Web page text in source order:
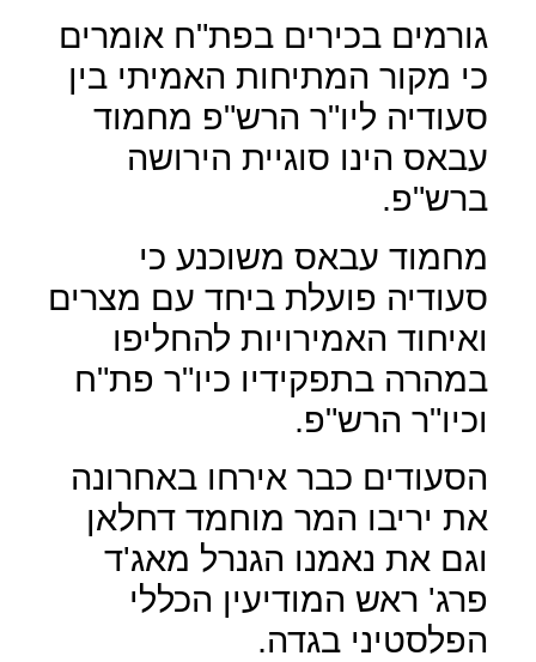
גורמים בכירים בפת"ח אומרים
כי מקור המתיחות האמיתי בין
סעודיה ליו"ר הרש"פ מחמוד
עבאס הינו סוגיית הירושה
ברש"פ.
מחמוד עבאס משוכנע כי
סעודיה פועלת ביחד עם מצרים
ואיחוד האמירויות להחליפו
במהרה בתפקידיו כיו"ר פת"ח
וכיו"ר הרש"פ.
הסעודים כבר אירחו באחרונה
את יריבו המר מוחמד דחלאן
וגם את נאמנו הגנרל מאג'ד
פרג' ראש המודיעין הכללי
הפלסטיני בגדה.